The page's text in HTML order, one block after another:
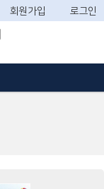
회원가입 로그인